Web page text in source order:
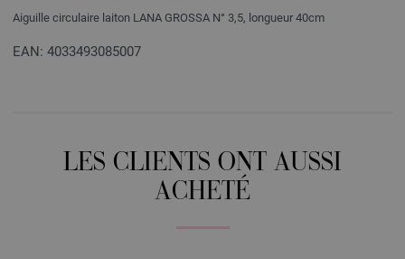
Aiguille circulaire laiton LANA GROSSA N° 3,5, longueur 40cm
EAN: 4033493085007
LES CLIENTS ONT AUSSI
ACHETÉ